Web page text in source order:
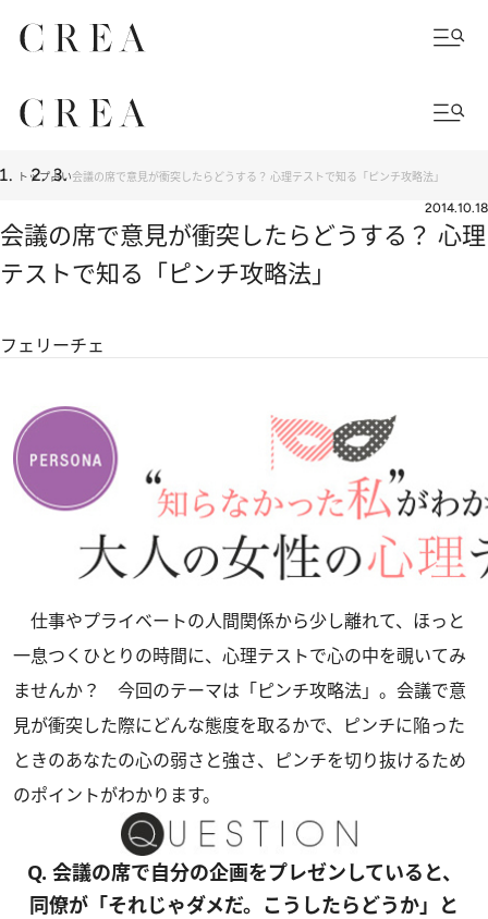
トップ占い会議の席で意見が衝突したらどうする？ 心理テストで知る「ピンチ攻略法」
2014.10.18
会議の席で意見が衝突したらどうする？ 心理
テストで知る「ピンチ攻略法」
フェリーチェ
仕事やプライベートの人間関係から少し離れて、ほっと
一息つくひとりの時間に、心理テストで心の中を覗いてみ
ませんか？ 今回のテーマは「ピンチ攻略法」。会議で意
見が衝突した際にどんな態度を取るかで、ピンチに陥った
ときのあなたの心の弱さと強さ、ピンチを切り抜けるため
のポイントがわかります。
Q. 会議の席で自分の企画をプレゼンしていると、
同僚が「それじゃダメだ。こうしたらどうか」と